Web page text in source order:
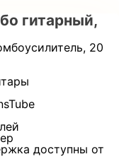
гитарный,
20
доступны от